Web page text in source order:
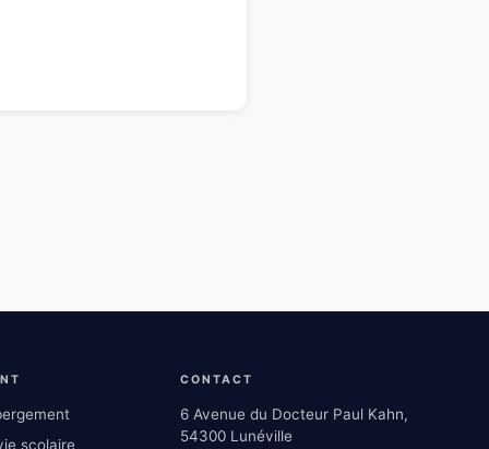
scolaire
CONTACT
6 Avenue du Docteur Paul Kahn,
54300 Lunéville